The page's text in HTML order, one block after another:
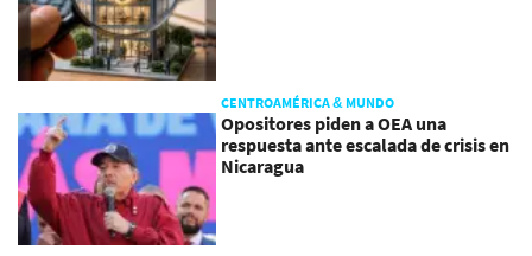
CENTROAMÉRICA & MUNDO
Opositores piden a OEA una
respuesta ante escalada de crisis en
Nicaragua